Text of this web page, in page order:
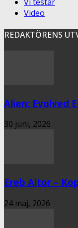
Vi testar
Video
REDAKTÖRENS
Alien: Evolved
30 juni, 2026
Ereb Altor –
24 maj, 2026